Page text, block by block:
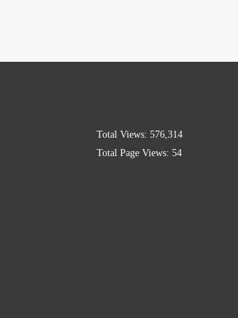
Total Views: 576,314
Total Page Views: 54